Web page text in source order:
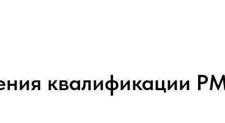
квалификации